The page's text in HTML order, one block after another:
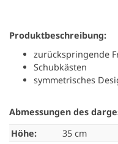
Produktbeschreibung:
zurückspringende
Schubkästen
symmetrisches
Abmessungen des
Höhe:
35 cm